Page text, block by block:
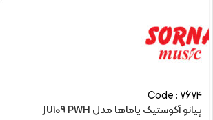
Code : 7674
پیانو آکوستیک یاماها مدل JU109 PWH